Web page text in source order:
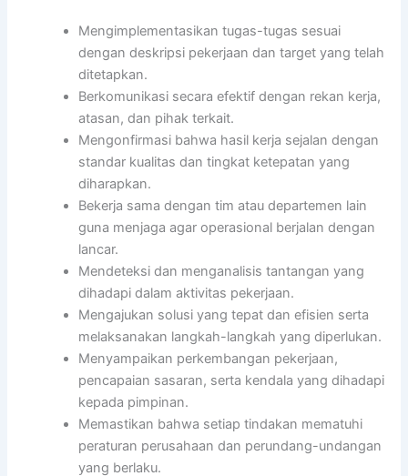
Mengimplementasikan tugas-tugas sesuai
dengan deskripsi pekerjaan dan target yang telah
ditetapkan.
Berkomunikasi secara efektif dengan rekan kerja,
atasan, dan pihak terkait.
Mengonfirmasi bahwa hasil kerja sejalan dengan
standar kualitas dan tingkat ketepatan yang
diharapkan.
Bekerja sama dengan tim atau departemen lain
guna menjaga agar operasional berjalan dengan
lancar.
Mendeteksi dan menganalisis tantangan yang
dihadapi dalam aktivitas pekerjaan.
Mengajukan solusi yang tepat dan efisien serta
melaksanakan langkah-langkah yang diperlukan.
Menyampaikan perkembangan pekerjaan,
pencapaian sasaran, serta kendala yang dihadapi
kepada pimpinan.
Memastikan bahwa setiap tindakan mematuhi
peraturan perusahaan dan perundang-undangan
yang berlaku.